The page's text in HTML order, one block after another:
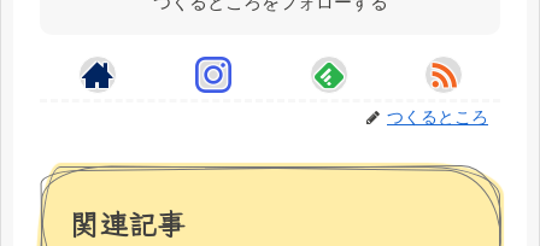
つくるところ
関連記事